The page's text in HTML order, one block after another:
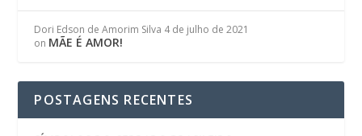
Dori Edson de Amorim Silva 4 de julho de 2021
on MÃE É AMOR!
POSTAGENS RECENTES